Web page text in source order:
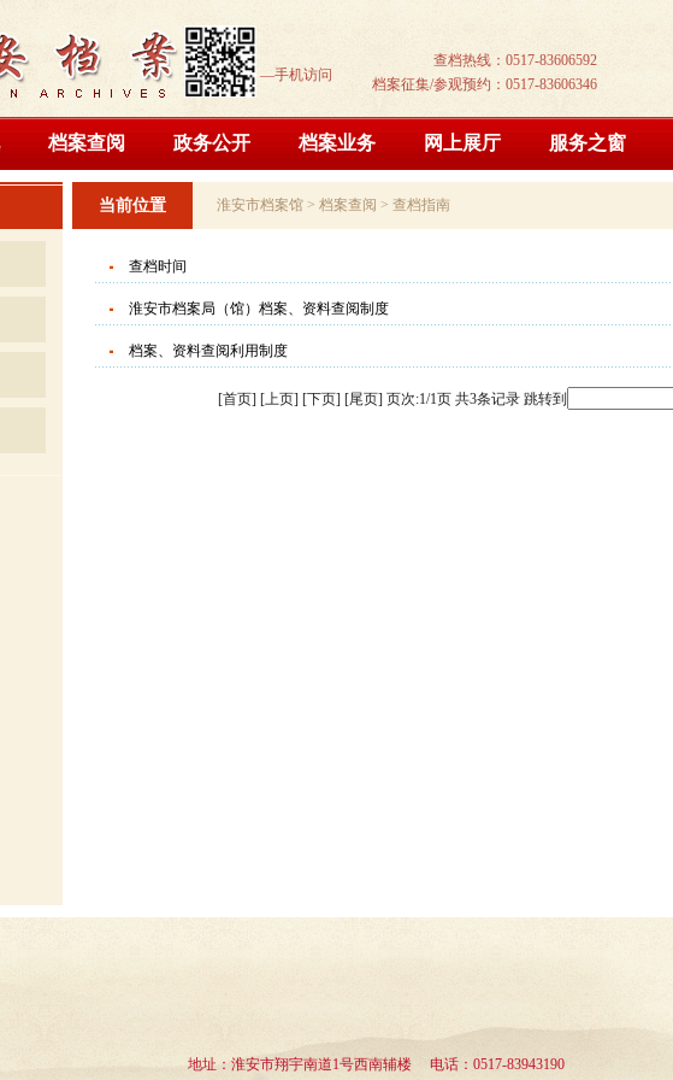
—手机访问
查档热线：0517-83606592
档案征集/参观预约：0517-83606346
档案查阅 政务公开 档案业务 网上展厅 服务之窗
当前位置 淮安市档案馆 > 档案查阅 > 查档指南
查档时间
淮安市档案局（馆）档案、资料查阅制度
档案、资料查阅利用制度
[首页] [上页] [下页] [尾页] 页次:1/1页 共3条记录 跳转到
地址：淮安市翔宇南道1号西南辅楼 电话：0517-83943190